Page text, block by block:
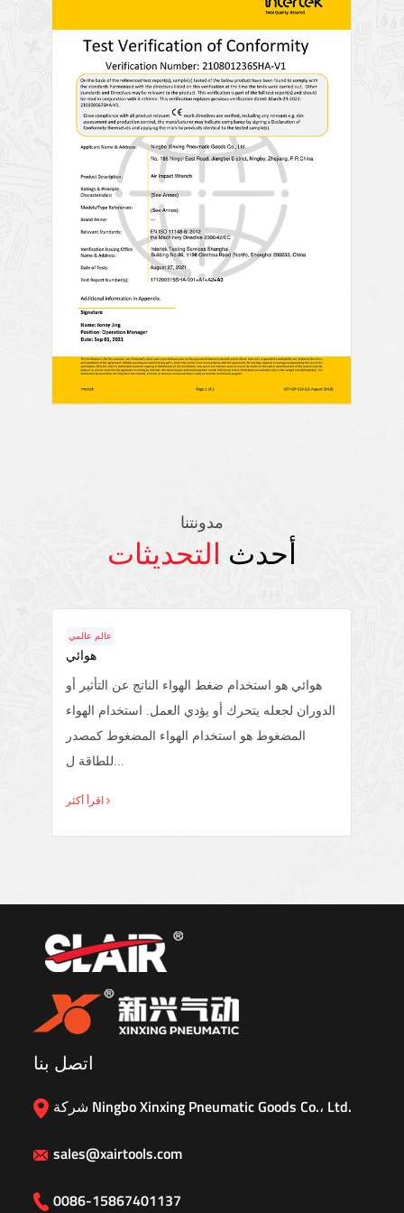
مدونتنا
أحدث التحديثات
عالم عالمي
هوائي
هوائي هو استخدام ضغط الهواء الناتج عن التأثير أو
الدوران لجعله يتحرك أو يؤدي العمل. استخدام الهواء
المضغوط هو استخدام الهواء المضغوط كمصدر
اقرأ أكثر
اتصل بنا
شركة Ningbo Xinxing Pneumatic Goods Co.، Ltd.
sales@xairtools.com
0086-15867401137